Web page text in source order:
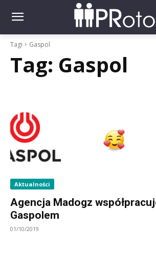
Tagi Gaspol
Tag: Gaspol
Aktualności
Agencja Madogz
Gaspolem
01/10/2019